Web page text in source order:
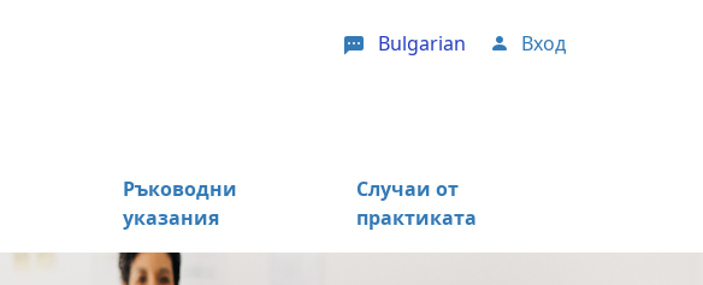
Bulgarian User account menu
Вход
Ръководни
указания
Случаи от
практиката